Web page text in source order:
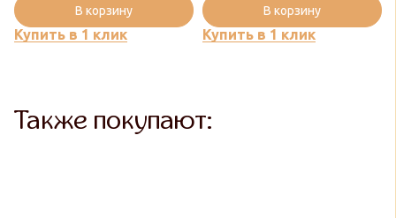
Купить в 1 клик
В корзину
Купить в 1 клик
В корзину
Также покупают: